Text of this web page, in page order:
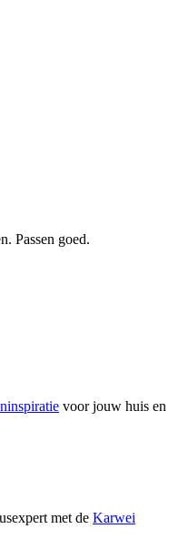
Passen goed.
voor jouw huis en
met de Karwei